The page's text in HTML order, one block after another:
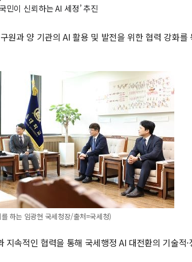
민이 신뢰하는 AI 세정’ 추진
원과 양 기관의 AI 활용 및 발전을 위한 협력 강화를
하는 임광현 국세청장/출처=국세청)
속적인 협력을 통해 국세행정 AI 대전환의 기술적·